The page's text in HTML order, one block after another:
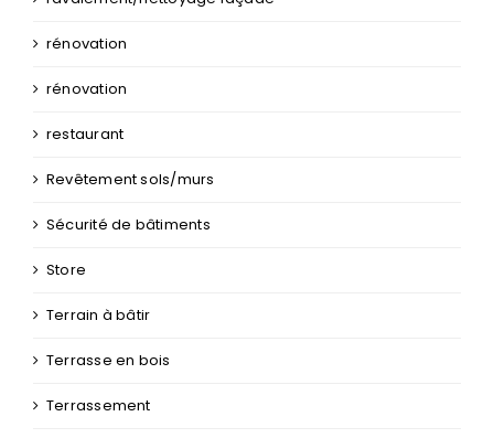
rénovation
rénovation
restaurant
Revêtement sols/murs
Sécurité de bâtiments
Store
Terrain à bâtir
Terrasse en bois
Terrassement